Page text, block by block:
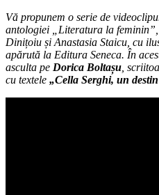
Vă propunem o serie de
antologiei „Literatura la
Dinițoiu și Anastasia Staicu, cu
apărută la Editura Seneca. În
asculta pe Dorica Boltașu ,
cu textele „Cella Serghi, un